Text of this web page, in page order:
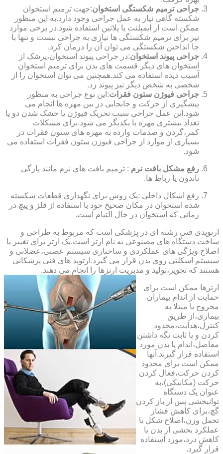
جراحی ترمیم شکستگی استخوان:جهت ترمیم استخوان
شکسته گاهی نیاز به عمل جراحی وجود دارد.به این منظور
ممکن است از ایمپلنت یا پلاتین استفاده شود.در برخی موارد
نیز برای ترمیم شکستگی ها نیازی به جراحی نیست و تنها با
جا انداختن شکستگی می توان آن را درمان کرد.
جراحی پیوند استخوان:در جراحی پیوند استخوان،پزشک از
استخوان های دیگر قسمت های بدن برای ترمیم استخوان
آسیب دیده استفاده می کند.همچنین می توان استخوان را از
شخصی به شخص دیگر نیز پیوند زد.
جراحی فیوژن ستون فقرات:این نوع جراحی به منظور
پیشگیری از حرکت و جابجایی در بین مهره ها انجام می
شود.این عمل جراحی سبب تحریک فیوژن یا خشک شدن دو یا
تعداد بیشتری مهره با یکدیگر می شود.برای مشکلات
کمر،گردن و صدمات وارده به مهره های ستون فقرات در
بسیاری از موارد از جراحی فیوژن ستون فقرات استفاده می
شود.
رفع مشکل بافت نرم : ترمیم بافت های نرم مانند پارگی
تاندون یا رباط ها.
رفع اشکال داخلی :یک روش برای نگهداری قطعات شکسته
شده استخوان در مکان صحیح خود با استفاده از فلز و پیچ در
زمانی که استخوان در حال التیام است.
ارتوپدی فنی رشته ای در پزشکی است که مربوط به طراحی و
ساخت دستگاه های مصنوعی به نام ارتز است.یک ارتز برای تغییر یا
اصلاح ویژگی های عملکردی و ساختاری سیستم عصبی،عضلانی و
سیستم اسکلتی روی بدن قرار می گیرد.ارتوپد های فنی پزشکانی
هستند که تجویز،تولید و مدیریت ارتزها را انجام می دهند.
ارتزها ممکن است برای
حمایت از اندام بیماران
مجروح یا مبتلا به
بیماری،از طریق
کنترل،هدایت،محدود
کردن و یا ثابت نگه داشتن
مفاصل،اندام یا بدن مورد
استفاده قرار گیرند.آنها
ممکن است برای محدود
کردن حرکت،فعال کردن
حرکت (مکانیکی)،به
عنوان یک دستگاه
توانبخشی پس از باز کردن
گچ،برای کاهش فشار
تحمل وزن،اصلاح شکل یا
عملکرد بخشی از بدن یا
کاهش درد،مورد استفاده
قرار گیرد.